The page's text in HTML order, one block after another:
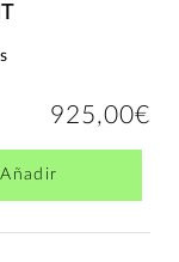
925,00€
Añadir